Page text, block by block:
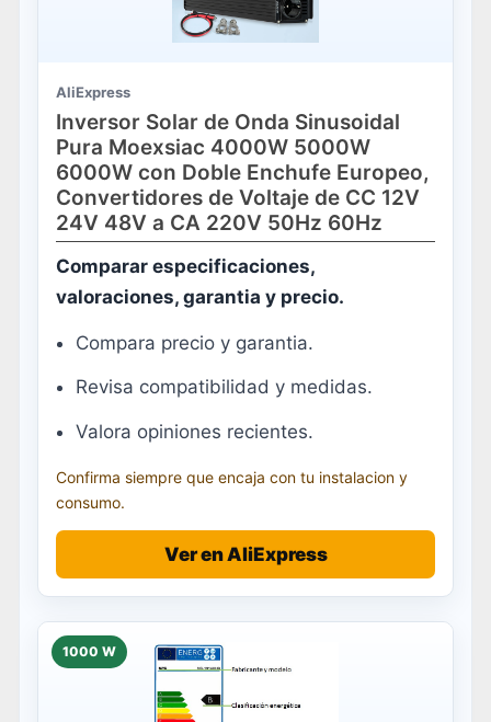
AliExpress
Inversor Solar de Onda Sinusoidal
Pura Moexsiac 4000W 5000W
6000W con Doble Enchufe Europeo,
Convertidores de Voltaje de CC 12V
24V 48V a CA 220V 50Hz 60Hz
Comparar especificaciones,
valoraciones, garantia y precio.
Compara precio y garantia.
Revisa compatibilidad y medidas.
Valora opiniones recientes.
Confirma siempre que encaja con tu instalacion y
consumo.
Ver en AliExpress
1000 W